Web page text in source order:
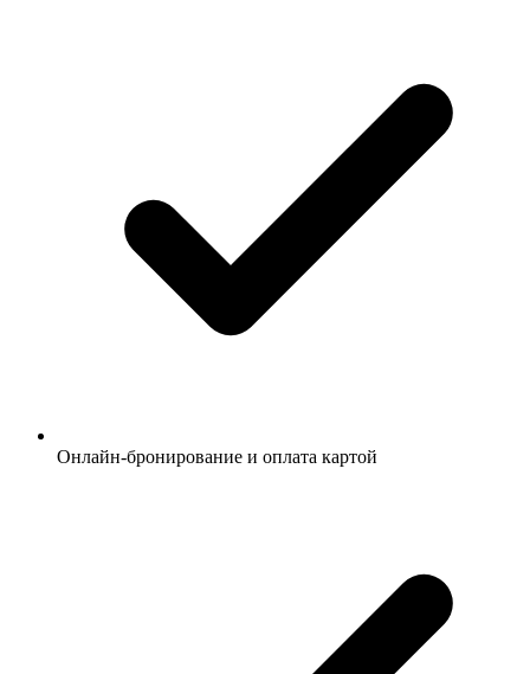
Онлайн-бронирование и оплата картой